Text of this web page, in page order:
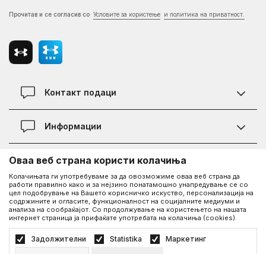
Прочитав и се согласив со Условите за користење и политика на приватност.
Контакт подаци
Контакт
Информации
Политика на приватност
Најчести прашања
Како да купите
Информации за Under Armour
За нас - приказната за Under Armour
Дознајте повеќе за UA
Вработување
Соработка
UA Social
Facebook
©2026www.underarmour.mk, ИзработкаNB SOFT. Сите права задржани.
Политика на приватност
Услови на користење
Оваа веб страна користи колачиња
Колачињата ги употребуваме за да овозможиме оваа веб страна да
работи правилно како и за нејзино понатамошно унапредување се со
цел подобрување на Вашето корисничко искуство, персонализација на
содржините и огласите, функционалност на социјалните медиуми и
анализа на сообраќајот. Со продолжување на користењето на нашата
интернет страница ја прифаќате употребата на колачиња (cookies).
Задолжителни Statistika Маркетинг